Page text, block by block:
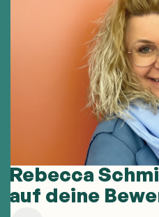
Rebecca
auf deine